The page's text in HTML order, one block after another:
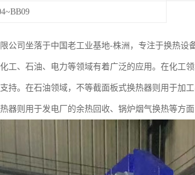
公司坐落于中国老工业基地-株洲，专注于换热设
工、石油、电力等领域有着广泛的应用。在化工
持。在石油领域，不等截面板式换热器则用于加
器则用于发电厂的余热回收、锅炉烟气换热等方面